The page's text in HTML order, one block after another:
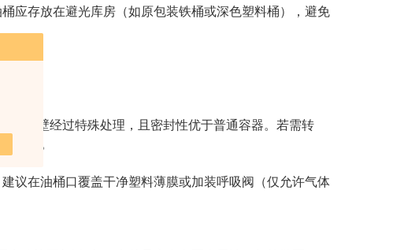
存放在​​避光库房​​（如原包装铁桶或深色塑料桶），避免
内壁经过特殊处理，且密封性优于普通容器。若需转
质）。
在油桶口覆盖​​干净塑料薄膜​​或加装呼吸阀（仅允许气体